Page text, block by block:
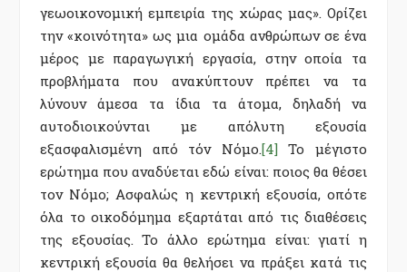
γεωοικονομική εμπειρία της χώρας μας». Ορίζει
την «κοινότητα» ως μια ομάδα ανθρώπων σε ένα
μέρος με παραγωγική εργασία, στην οποία τα
προβλήματα που ανακύπτουν πρέπει να τα
λύνουν άμεσα τα ίδια τα άτομα, δηλαδή να
αυτοδιοικούνται με απόλυτη εξουσία
εξασφαλισμένη από τόν Νόμο. [4]Το μέγιστο
ερώτημα που αναδύεται εδώ είναι: ποιος θα θέσει
τον Νόμο; Ασφαλώς η κεντρική εξουσία, οπότε
όλα το οικοδόμημα εξαρτάται από τις διαθέσεις
της εξουσίας. Το άλλο ερώτημα είναι: γιατί η
κεντρική εξουσία θα θελήσει να πράξει κατά τις